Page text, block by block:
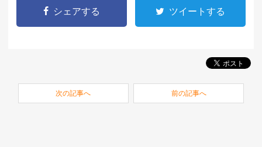
シェアする ツイートする
次の記事へ 前の記事へ